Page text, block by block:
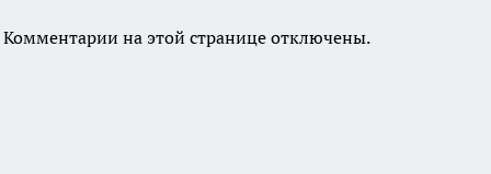
Комментарии на этой странице отключены.